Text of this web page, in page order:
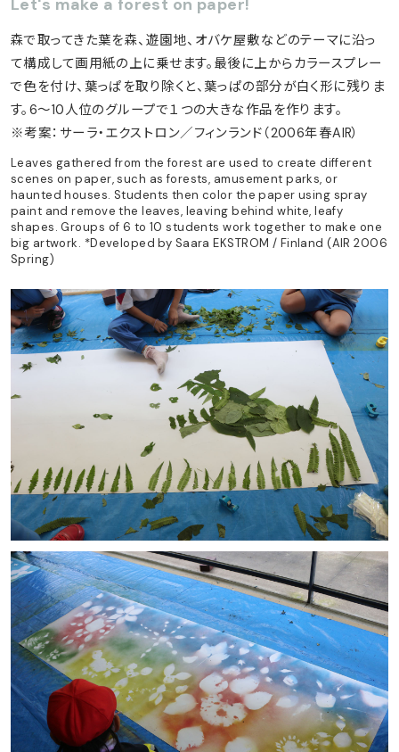
森で取ってきた葉を森、遊園地、オバケ屋敷などのテーマに沿っ
て構成して画用紙の上に乗せます。最後に上からカラースプレー
で色を付け、葉っぱを取り除くと、葉っぱの部分が白く形に残りま
す。6〜10人位のグループで１つの大きな作品を作ります。
※考案：サーラ・エクストロン／フィンランド（2006年春AIR）
Leaves gathered from the forest are used to create different
scenes on paper, such as forests, amusement parks, or
haunted houses. Students then color the paper using spray
paint and remove the leaves, leaving behind white, leafy
shapes. Groups of 6 to 10 students work together to make one
big artwork. *Developed by Saara EKSTROM / Finland (AIR 2006
Spring)